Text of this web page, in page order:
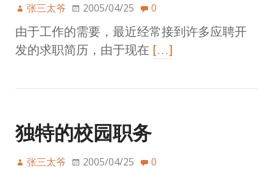
张三太爷 2005/04/25 0
由于工作的需要，最近经常接到许多应聘开
发的求职简历，由于现在 […]
独特的校园职务
张三太爷 2005/04/25 0